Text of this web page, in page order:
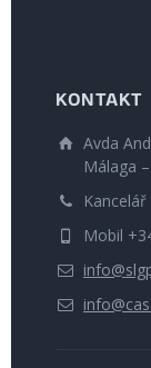
KONTAKT
Avda
Málaga
Mobil